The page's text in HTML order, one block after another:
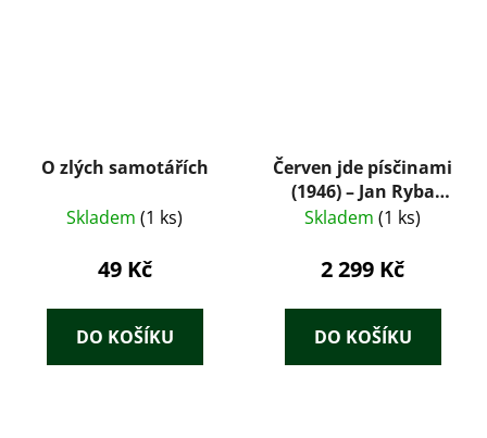
O zlých samotářích
Skladem (1 ks)
49 Kč
DO KOŠÍKU
Červen jde písčinami
(1946) – Jan Ryba
(ilustrace Josef Istler)
Skladem (1 ks)
2 299 Kč
DO KOŠÍKU